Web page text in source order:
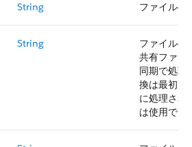
String ファイルの
String
ファイルの
共有ファイ
同期で処理
換は最初に
に処理され
は使用でき